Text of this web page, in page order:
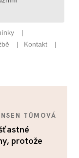
TŮMOVÁ
protože